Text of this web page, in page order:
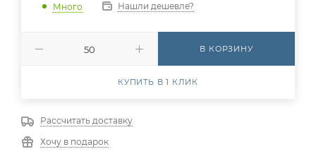
Много Нашли дешевле?
В КОРЗИНУ
КУПИТЬ В 1 КЛИК
Рассчитать доставку
Хочу в подарок